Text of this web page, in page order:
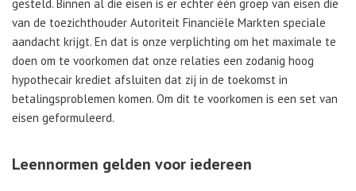
gesteld. Binnen al die eisen is er echter één groep van eisen die
van de toezichthouder Autoriteit Financiële Markten speciale
aandacht krijgt. En dat is onze verplichting om het maximale te
doen om te voorkomen dat onze relaties een zodanig hoog
hypothecair krediet afsluiten dat zij in de toekomst in
betalingsproblemen komen. Om dit te voorkomen is een set van
eisen geformuleerd.
Leennormen gelden voor iedereen